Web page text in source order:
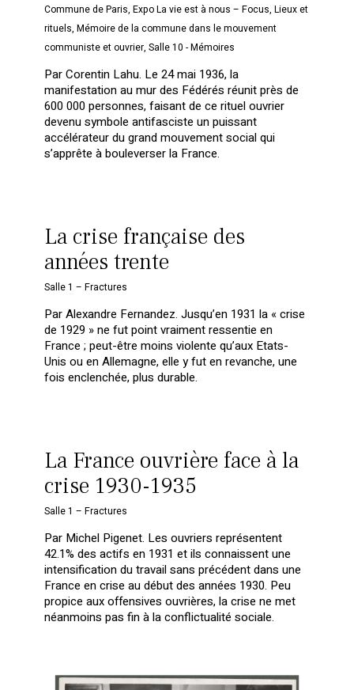
Commune de Paris,Expo La vie est à nous – Focus,Lieux et
rituels,Mémoire de la commune dans le mouvement
communiste et ouvrier,Salle 10 - Mémoires
Par Corentin Lahu. Le 24 mai 1936, la
manifestation au mur des Fédérés réunit près de
600 000 personnes, faisant de ce rituel ouvrier
devenu symbole antifasciste un puissant
accélérateur du grand mouvement social qui
s’apprête à bouleverser la France.
La crise française des
années trente
Salle 1 – Fractures
Par Alexandre Fernandez. Jusqu’en 1931 la « crise
de 1929 » ne fut point vraiment ressentie en
France ; peut-être moins violente qu’aux Etats-
Unis ou en Allemagne, elle y fut en revanche, une
fois enclenchée, plus durable.
La France ouvrière face à la
crise 1930-1935
Salle 1 – Fractures
Par Michel Pigenet. Les ouvriers représentent
42.1% des actifs en 1931 et ils connaissent une
intensification du travail sans précédent dans une
France en crise au début des années 1930. Peu
propice aux offensives ouvrières, la crise ne met
néanmoins pas fin à la conflictualité sociale.